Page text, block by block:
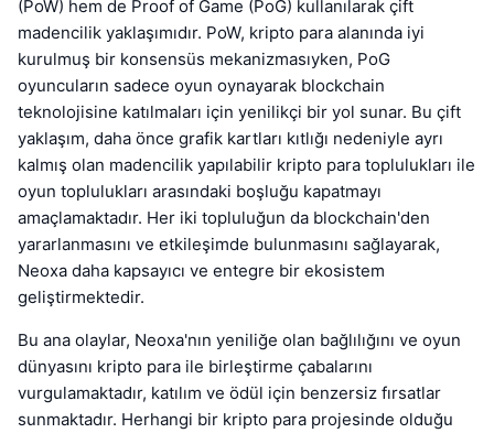
(PoW) hem de Proof of Game (PoG) kullanılarak çift
madencilik yaklaşımıdır. PoW, kripto para alanında iyi
kurulmuş bir konsensüs mekanizmasıyken, PoG
oyuncuların sadece oyun oynayarak blockchain
teknolojisine katılmaları için yenilikçi bir yol sunar. Bu çift
yaklaşım, daha önce grafik kartları kıtlığı nedeniyle ayrı
kalmış olan madencilik yapılabilir kripto para toplulukları ile
oyun toplulukları arasındaki boşluğu kapatmayı
amaçlamaktadır. Her iki topluluğun da blockchain'den
yararlanmasını ve etkileşimde bulunmasını sağlayarak,
Neoxa daha kapsayıcı ve entegre bir ekosistem
geliştirmektedir.
Bu ana olaylar, Neoxa'nın yeniliğe olan bağlılığını ve oyun
dünyasını kripto para ile birleştirme çabalarını
vurgulamaktadır, katılım ve ödül için benzersiz fırsatlar
sunmaktadır. Herhangi bir kripto para projesinde olduğu